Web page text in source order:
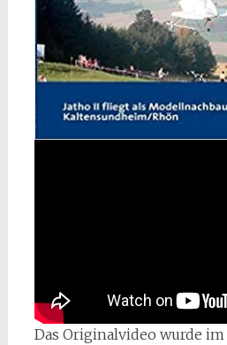
Das Originalvideo wurde im